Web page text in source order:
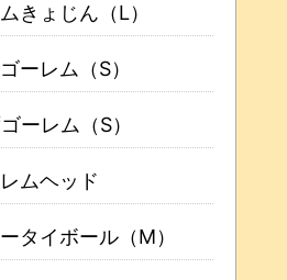
きょじん（L）
ーレム（S）
ーレム（S）
ムヘッド
タイボール（M）